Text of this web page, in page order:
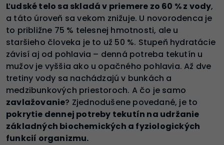
Ľudské telo sa skladá v priemere zo 60 % z vody,
a táto úroveň sa vekom znižuje. U novorodenca je
to približne 75 % telesnej hmotnosti, ale u
staršieho človeka je to už 50 %. Stupeň hydratácie
závisí aj od pohlavia – denná potreba tekutín u
mužov je vyššia ako u opačného pohlavia. Až dve
tretiny vody sa nachádzajú v bunkách a
medzibunkových priestoroch. A čo je samo
zavlažovanie? Zjednodušene povedané, je to
pokrytie dennej potreby tekutín na udržanie
základných biochemických a fyziologických
funkcií organizmu.